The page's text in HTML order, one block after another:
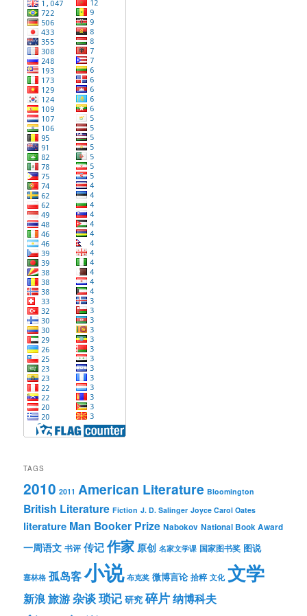
TAGS
2010 2011 American Literature Bloomington
British Literature Fiction J. D. Salinger Joyce Carol Oates
literature Man Booker Prize Nabokov National Book Award
一周语文 书评 传记作家 原创 名家文学课 国家图书奖 图说
塞林格 孤岛客小说 布克奖 微博言论 拾粹 文化 文学
新浪旅游杂谈琐记 研究 碎片纳博科夫